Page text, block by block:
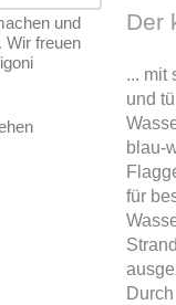
und
Wir freuen
Der
... mit
und
blau-
für